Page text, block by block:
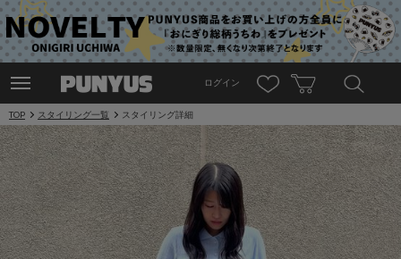
ログイン
TOP スタイリング一覧 スタイリング詳細